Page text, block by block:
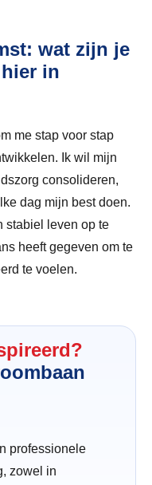
wat zijn je
in
me stap voor stap
Ik wil mijn
consolideren,
dag mijn best doen.
stabiel leven op te
heeft gegeven om te
te voelen.
professionele
zowel in